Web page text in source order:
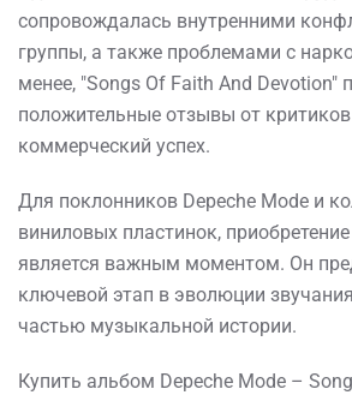
сопровождалась внутренними
группы, а также проблемами с
менее, "Songs Of Faith And Devotion"
положительные отзывы от
коммерческий успех.
Для поклонников Depeche Mode и
виниловых пластинок,
является важным моментом. Он
ключевой этап в эволюции
частью музыкальной истории.
Купить альбом Depeche Mode –